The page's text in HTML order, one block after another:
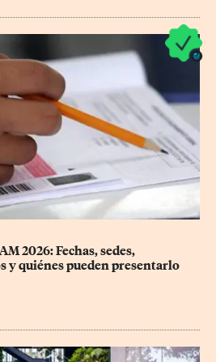
2026: Fechas, sedes,
y quiénes pueden presentarlo